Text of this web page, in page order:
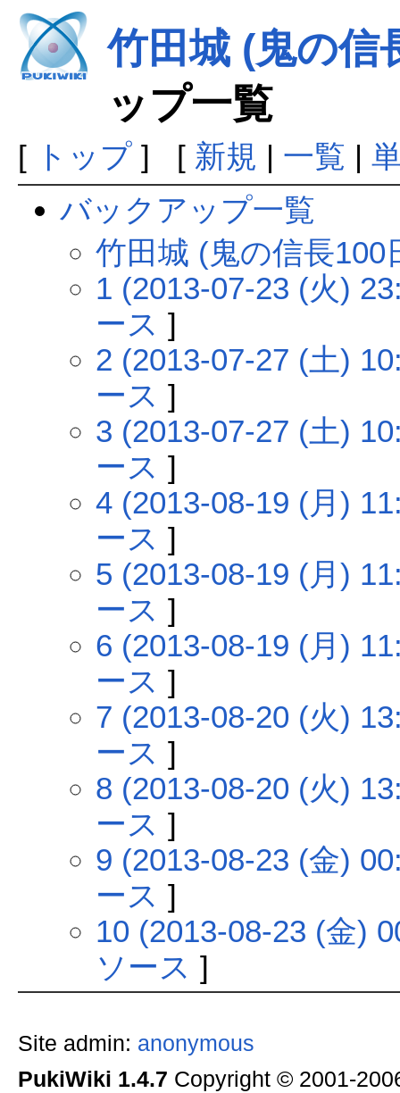
竹田城 (鬼の信
ップ一覧
[ トップ] [ 新規 | 一覧 |
バックアップ一覧
竹田城 (鬼の信長
1 (2013-07-23 (火)
ース ]
2 (2013-07-27 (土)
ース ]
3 (2013-07-27 (土)
ース ]
4 (2013-08-19 (月)
ース ]
5 (2013-08-19 (月)
ース ]
6 (2013-08-19 (月)
ース ]
7 (2013-08-20 (火)
ース ]
8 (2013-08-20 (火)
ース ]
9 (2013-08-23 (金)
ース ]
10 (2013-08-23 (金)
ソース ]
Site admin: anonymous
PukiWiki 1.4.7 Copyright © 2001-